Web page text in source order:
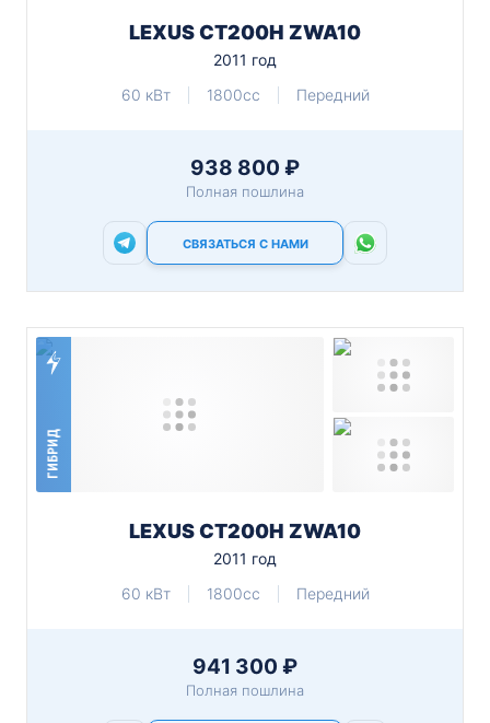
LEXUS CT200H ZWA10
2011 год
60 кВт
1800cc Передний
938 800 ₽
Полная пошлина
СВЯЗАТЬСЯ С НАМИ
ГИБРИД
LEXUS CT200H ZWA10
2011 год
60 кВт
1800cc Передний
941 300 ₽
Полная пошлина